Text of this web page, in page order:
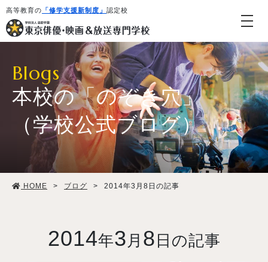
高等教育の 「修学支援新制度」 認定校
学校紹介・教育システム
学生生活
Blogs
本校の「のぞき穴」
（学校公式ブログ）
HOME > ブログ > 2014年3月8日の記事
2014年3 月 8 日の記事